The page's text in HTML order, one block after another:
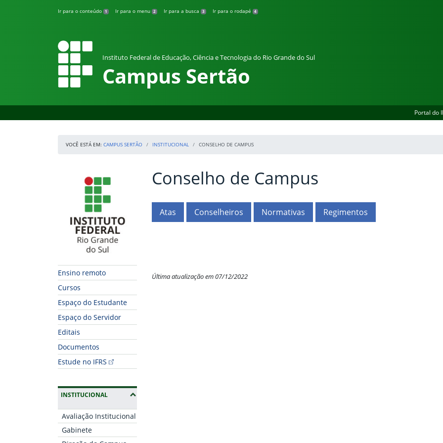
Ir para o conteúdo 1 Ir para o menu 2 Ir para a busca 3 Ir para o rodapé 4
Instituto Federal de Educação, Ciência e Tecnologia do Rio Grande do Sul
Campus Sertão
Portal do
VOCÊ ESTÁ EM: CAMPUS SERTÃO INSTITUCIONAL CONSELHO DE CAMPUS
Início da navegação
Ensino remoto
Cursos
Espaço do Estudante
Espaço do Servidor
Editais
Documentos
Estude no IFRS
INSTITUCIONAL(OCULTAR SUBMENUS)
Avaliação Institucional
Gabinete
Início do conteúdo
Conselho de Campus
Atas Conselheiros Normativas Regimentos
Última atualização em 07/12/2022